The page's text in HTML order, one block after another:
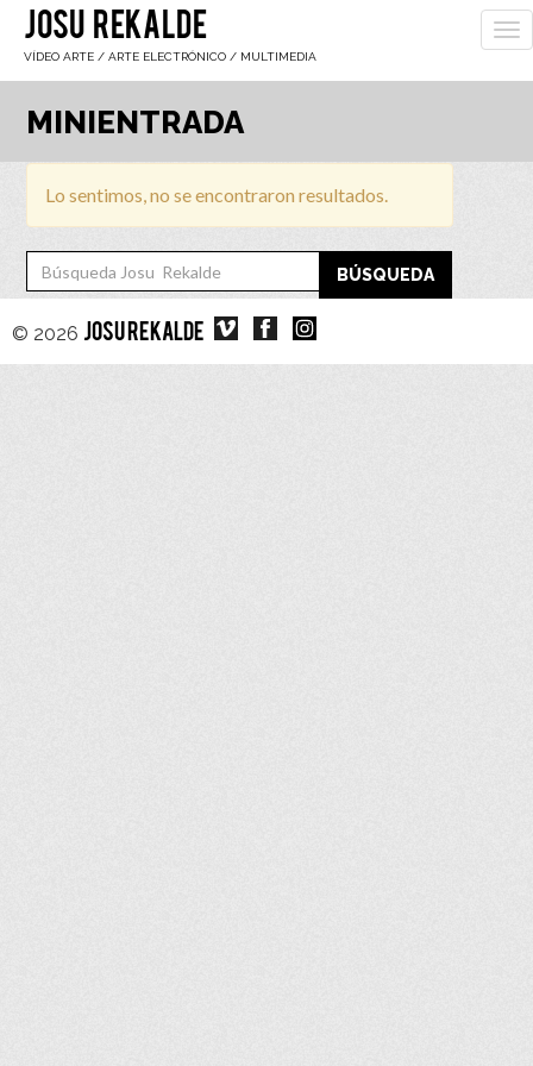
JOSU REKALDE
VÍDEO ARTE / ARTE ELECTRÓNICO / MULTIMEDIA
MINIENTRADA
Lo sentimos, no se encontraron resultados.
BÚSQUEDA
© 2026 JOSU REKALDE